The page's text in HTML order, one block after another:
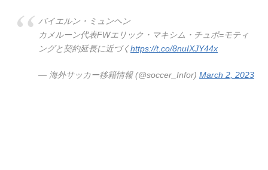
バイエルン・ミュンヘン
カメルーン代表FWエリック・マキシム・チュポ=モティ
ングと契約延長に近づくhttps://t.co/8nuIXJY44x
— 海外サッカー移籍情報 (@soccer_Infor) March 2, 2023